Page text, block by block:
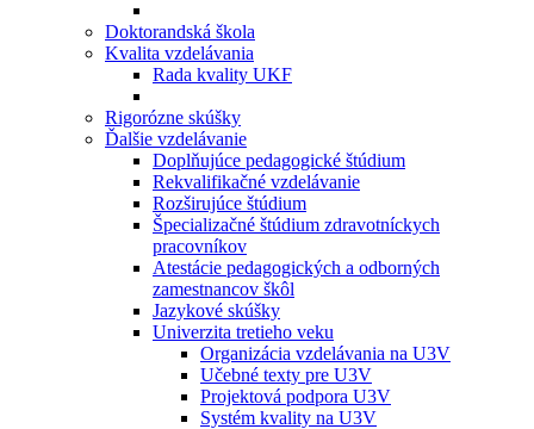
Doktorandská škola
Kvalita vzdelávania
Rada kvality UKF
Rigorózne skúšky
Ďalšie vzdelávanie
Doplňujúce pedagogické štúdium
Rekvalifikačné vzdelávanie
Rozširujúce štúdium
Špecializačné štúdium zdravotníckych
pracovníkov
Atestácie pedagogických a odborných
zamestnancov škôl
Jazykové skúšky
Univerzita tretieho veku
Organizácia vzdelávania na U3V
Učebné texty pre U3V
Projektová podpora U3V
Systém kvality na U3V